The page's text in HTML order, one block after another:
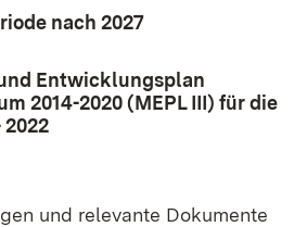
nach 2027
Entwicklungsplan
2014-2020 (MEPL III) für die
2022
und relevante Dokumente